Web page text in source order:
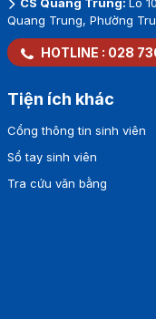
Quang Trung, Phường
HOTLINE : 028
Tiện ích khác
Cổng thông tin sinh viên
Sổ tay sinh viên
Tra cứu văn bằng